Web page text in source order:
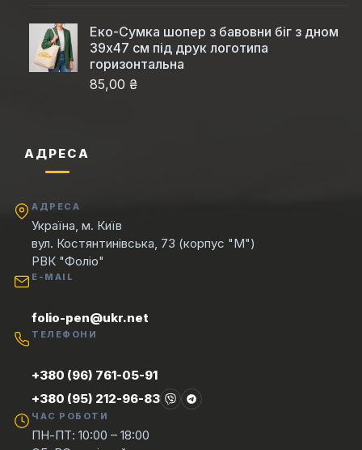
Еко-Сумка шопер з бавовни біг з дном
39x47 см під друк логотипа
горизонтальна
85,00 ₴
АДРЕСА
АДРЕСА
Україна, м. Київ
вул. Костянтинівська, 73 (корпус "М")
РВК "Фоліо"
E-MAIL
folio-pen@ukr.net
ТЕЛЕФОНИ
+380 (96) 761-05-91
+380 (95) 212-96-83
ЧАС РОБОТИ
ПН-ПТ: 10:00 – 18:00